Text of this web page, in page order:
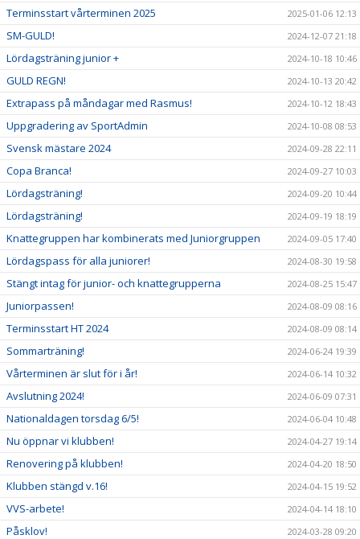
Terminsstart vårterminen 2025 2025-01-06 12:13
SM-GULD! 2024-12-07 21:18
Lördagsträning junior + 2024-10-18 10:46
GULD REGN! 2024-10-13 20:42
Extrapass på måndagar med Rasmus! 2024-10-12 18:43
Uppgradering av SportAdmin 2024-10-08 08:53
Svensk mästare 2024 2024-09-28 22:11
Copa Branca! 2024-09-27 10:03
Lördagsträning! 2024-09-20 10:44
Lördagsträning! 2024-09-19 18:19
Knattegruppen har kombinerats med Juniorgruppen 2024-09-05 17:40
Lördagspass för alla juniorer! 2024-08-30 19:58
Stängt intag för junior- och knattegrupperna 2024-08-25 15:47
Juniorpassen! 2024-08-09 08:16
Terminsstart HT 2024 2024-08-09 08:14
Sommarträning! 2024-06-24 19:39
Vårterminen är slut för i år! 2024-06-14 10:32
Avslutning 2024! 2024-06-09 07:31
Nationaldagen torsdag 6/5! 2024-06-04 10:48
Nu öppnar vi klubben! 2024-04-27 19:14
Renovering på klubben! 2024-04-20 18:50
Klubben stängd v.16! 2024-04-15 19:52
VVS-arbete! 2024-04-14 18:10
Påsklov! 2024-03-28 09:20